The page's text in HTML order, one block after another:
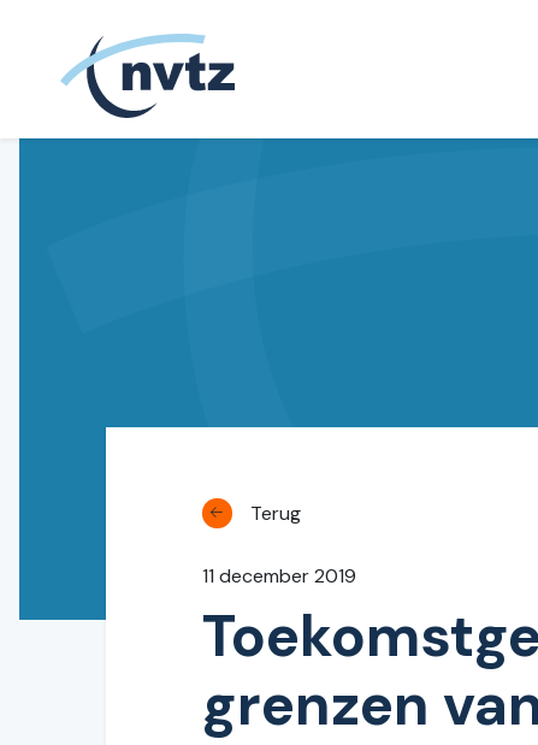
NVTZ
Terug
11 december 2019
grenzen